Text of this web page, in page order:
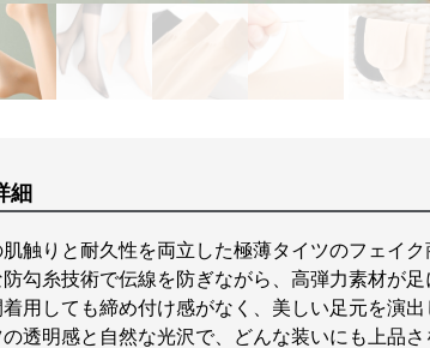
細
触りと耐久性を両立した極薄タイツのフェイク
勾糸技術で伝線を防ぎながら、高弾力素材が足
用しても締め付け感がなく、美しい足元を演出
の透明感と自然な光沢で、どんな装いにも上品さ